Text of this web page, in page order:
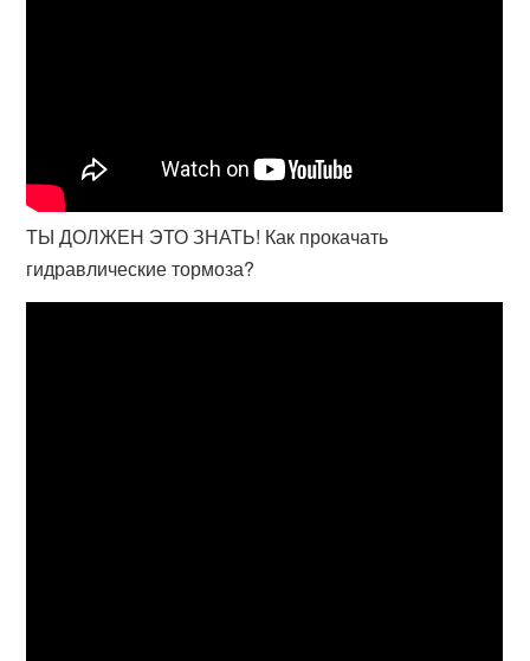
ТЫ ДОЛЖЕН ЭТО ЗНАТЬ! Как прокачать
гидравлические тормоза?